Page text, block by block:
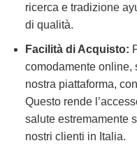
ricerca e tradizione
di qualità.
Facilità di Acquisto:
comodamente online,
nostra piattaforma,
Questo rende
salute estremamente
nostri clienti in Italia.